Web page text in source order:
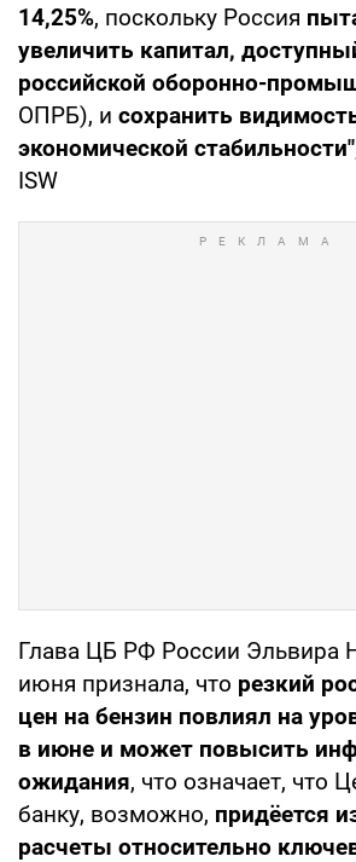
14,25%, поскольку Россия
увеличить капитал,
российской оборонно-
ОПРБ), и сохранить
экономической
ISW
Глава ЦБ РФ России Эльвира
июня признала, что резкий
цен на бензин повлиял на
в июне и может повысить
ожидания, что означает, что
банку, возможно, придёется
расчеты относительно